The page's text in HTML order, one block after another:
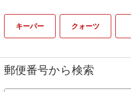
キーパー クォーツ
郵便番号から検索